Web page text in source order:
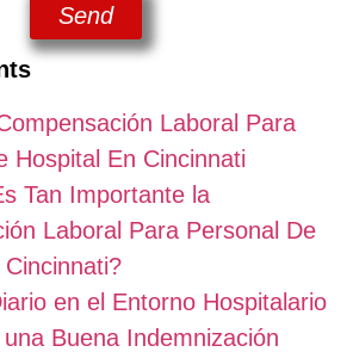
Send
Laboral Para
Hospital En Cincinnati
Tan Importante la
Laboral Para Personal De
en el Entorno Hospitalario
Buena Indemnización